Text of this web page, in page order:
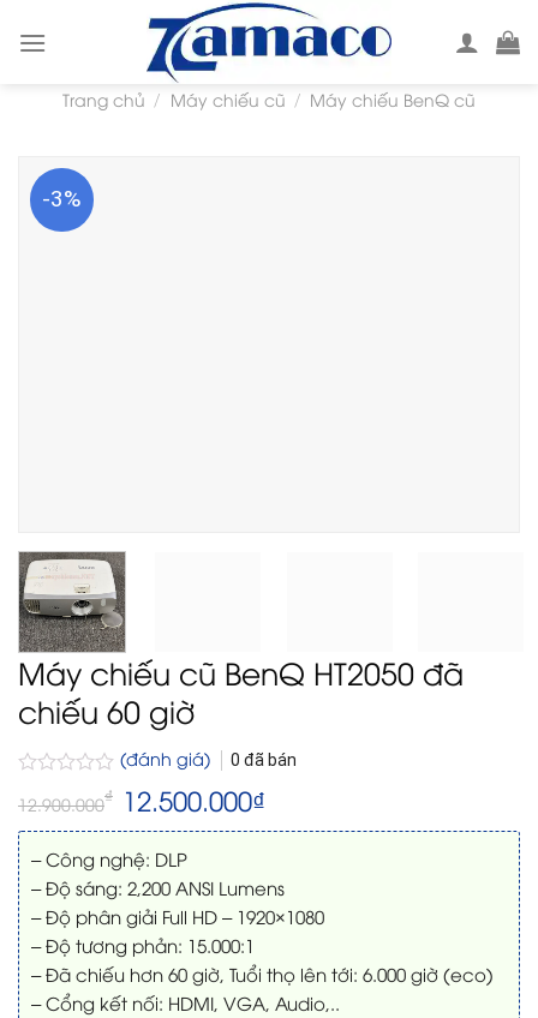
Trang chủ / Máy chiếu cũ / Máy chiếu BenQ cũ
-3%
Máy chiếu cũ BenQ HT2050 đã
chiếu 60 giờ
xếp
hạng
0
5
sao
(đánh giá) 0 đã bán
12.900.000₫ Giá
gốc
là:
12.500.000₫
tại
– Công nghệ: DLP
– Độ sáng: 2,200 ANSI Lumens
– Độ phân giải Full HD – 1920×1080
– Độ tương phản: 15.000:1
– Đã chiếu hơn 60 giờ, Tuổi thọ lên tới: 6.000 giờ (eco)
– Cổng kết nối: HDMI, VGA, Audio,..